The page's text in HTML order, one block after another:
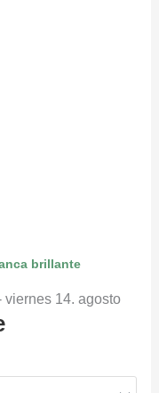
brillante
viernes 14. agosto